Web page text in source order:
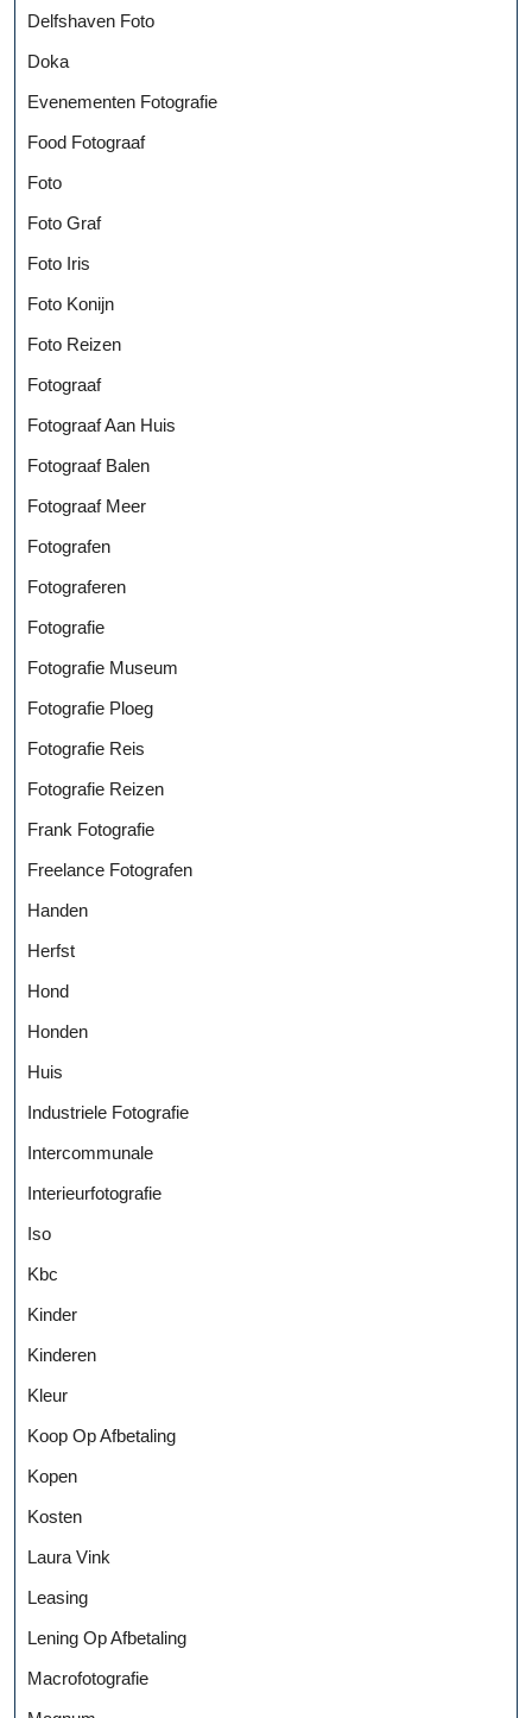
Delfshaven Foto
Doka
Evenementen Fotografie
Food Fotograaf
Foto
Foto Graf
Foto Iris
Foto Konijn
Foto Reizen
Fotograaf
Fotograaf Aan Huis
Fotograaf Balen
Fotograaf Meer
Fotografen
Fotograferen
Fotografie
Fotografie Museum
Fotografie Ploeg
Fotografie Reis
Fotografie Reizen
Frank Fotografie
Freelance Fotografen
Handen
Herfst
Hond
Honden
Huis
Industriele Fotografie
Intercommunale
Interieurfotografie
Iso
Kbc
Kinder
Kinderen
Kleur
Koop Op Afbetaling
Kopen
Kosten
Laura Vink
Leasing
Lening Op Afbetaling
Macrofotografie